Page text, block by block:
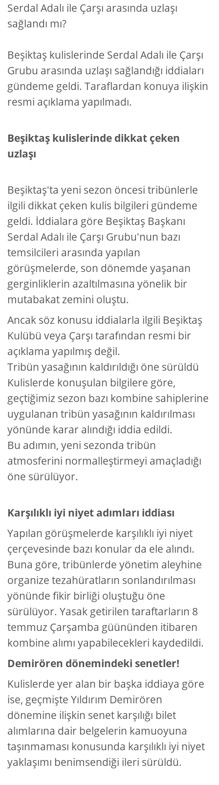
Serdal Adalı ile Çarşı arasında uzlaşı
sağlandı mı?
Beşiktaş kulislerinde Serdal Adalı ile Çarşı
Grubu arasında uzlaşı sağlandığı iddiaları
gündeme geldi. Taraflardan konuya ilişkin
resmi açıklama yapılmadı.
Beşiktaş kulislerinde dikkat çeken
uzlaşı
Beşiktaş'ta yeni sezon öncesi tribünlerle
ilgili dikkat çeken kulis bilgileri gündeme
geldi. İddialara göre Beşiktaş Başkanı
Serdal Adalı ile Çarşı Grubu'nun bazı
temsilcileri arasında yapılan
görüşmelerde, son dönemde yaşanan
gerginliklerin azaltılmasına yönelik bir
mutabakat zemini oluştu.
Ancak söz konusu iddialarla ilgili Beşiktaş
Kulübü veya Çarşı tarafından resmi bir
açıklama yapılmış değil.
Tribün yasağının kaldırıldığı öne sürüldü
Kulislerde konuşulan bilgilere göre,
geçtiğimiz sezon bazı kombine sahiplerine
uygulanan tribün yasağının kaldırılması
yönünde karar alındığı iddia edildi.
Bu adımın, yeni sezonda tribün
atmosferini normalleştirmeyi amaçladığı
öne sürülüyor.
Karşılıklı iyi niyet adımları iddiası
Yapılan görüşmelerde karşılıklı iyi niyet
çerçevesinde bazı konular da ele alındı.
Buna göre, tribünlerde yönetim aleyhine
organize tezahüratların sonlandırılması
yönünde fikir birliği oluştuğu öne
sürülüyor. Yasak getirilen taraftarların 8
temmuz Çarşamba güününden itibaren
kombine alımı yapabilecekleri kaydedildi.
Demirören dönemindeki senetler!
Kulislerde yer alan bir başka iddiaya göre
ise, geçmişte Yıldırım Demirören
dönemine ilişkin senet karşılığı bilet
alımlarına dair belgelerin kamuoyuna
taşınmaması konusunda karşılıklı iyi niyet
yaklaşımı benimsendiği ileri sürüldü.